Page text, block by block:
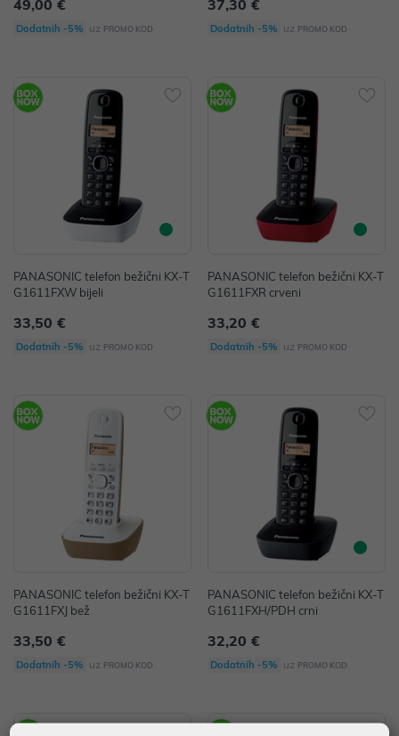
49,00 €
Dodatnih -5% uz PROMO KOD
37,30 €
Dodatnih -5% uz PROMO KOD
PANASONIC telefon bežični KX-T
G1611FXW bijeli
33,50 €
Dodatnih -5% uz PROMO KOD
PANASONIC telefon bežični KX-T
G1611FXR crveni
33,20 €
Dodatnih -5% uz PROMO KOD
PANASONIC telefon bežični KX-T
G1611FXJ bež
33,50 €
Dodatnih -5% uz PROMO KOD
PANASONIC telefon bežični KX-T
G1611FXH/PDH crni
32,20 €
Dodatnih -5% uz PROMO KOD